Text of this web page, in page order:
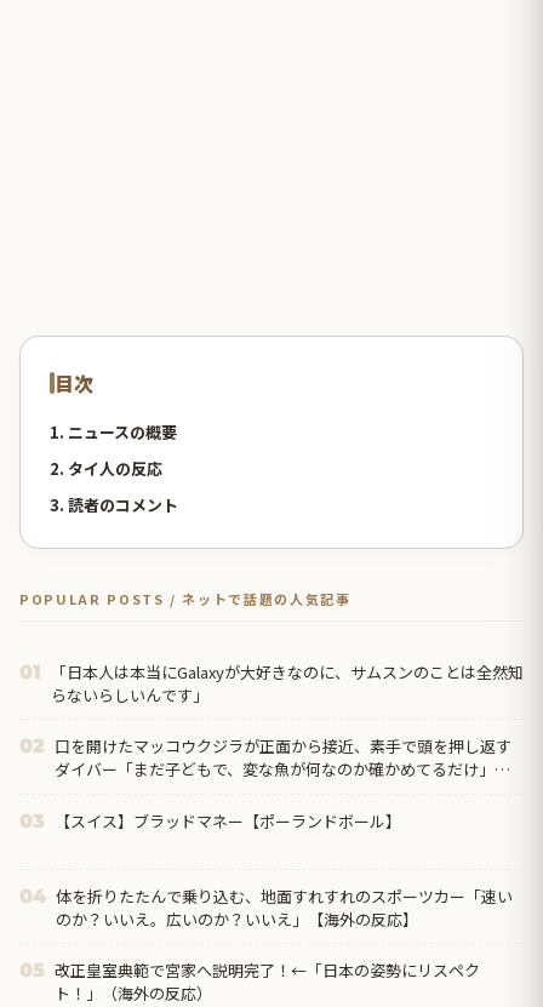
目次
1. ニュースの概要
2. タイ人の反応
3. 読者のコメント
POPULAR POSTS / ネットで話題の人気記事
01
「日本人は本当にGalaxyが大好きなのに、サムスンのことは全然知
らないらしいんです」
02 口を開けたマッコウクジラが正面から接近、素手で頭を押し返す
ダイバー「まだ子どもで、変な魚が何なのか確かめてるだけ」
03 【スイス】ブラッドマネー【ポーランドボール】
04 体を折りたたんで乗り込む、地面すれすれのスポーツカー「速い
のか？いいえ。広いのか？いいえ」【海外の反応】
05 改正皇室典範で宮家へ説明完了！←「日本の姿勢にリスペク
ト！」（海外の反応）